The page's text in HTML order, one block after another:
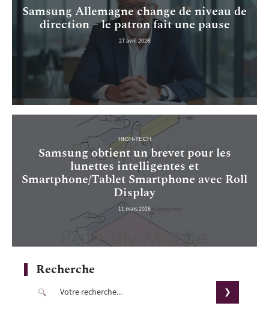
Samsung Allemagne change de niveau de
direction – le patron fait une pause
27 avril 2026
HIGH-TECH
Samsung obtient un brevet pour les
lunettes intelligentes et
Smartphone/Tablet Smartphone avec Roll
Display
11 mars 2026
Recherche